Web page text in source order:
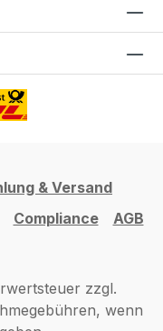
& Versand
Compliance AGB
zzgl.
wenn